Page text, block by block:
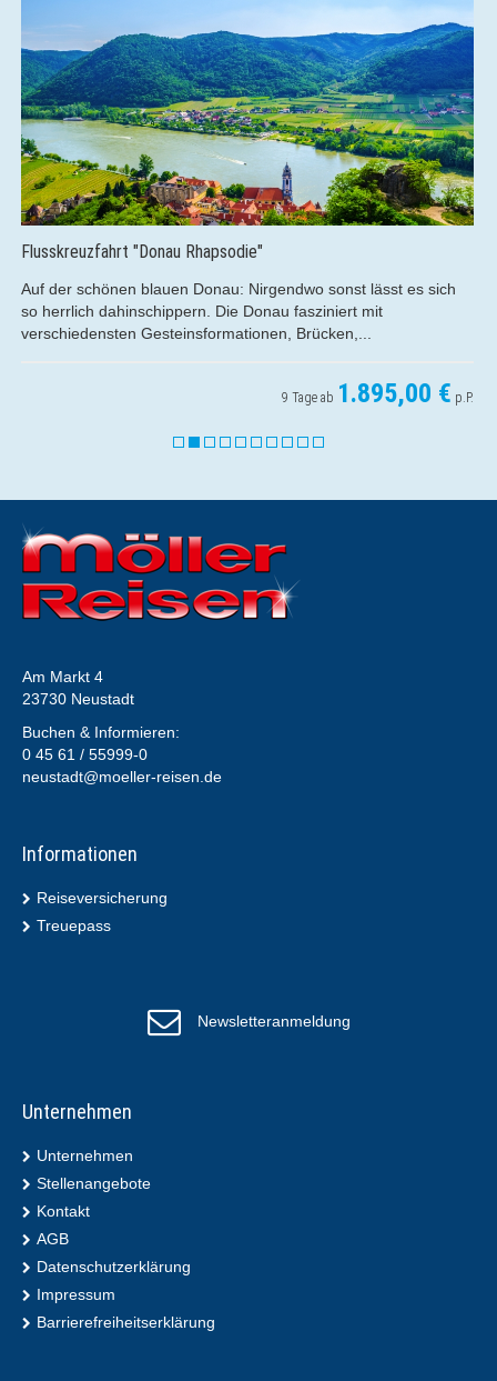
Kreuzfahrt - Einfach mal R(h)ein-Schnuppern!
Genießen Sie die spektakuläre Aussicht vom Sonnendeck
der luxuriösen Panoramabar aus und lassen Sie sich dabei
den Schönheiten...
5 Tage ab1.049,00
Am Markt 4
23730 Neustadt
Buchen & Informieren:
0 45 61 / 55999-0
neustadt@moeller-reisen.de
Informationen
Reiseversicherung
Treuepass
Newsletteranmeldung
Unternehmen
Unternehmen
Stellenangebote
Kontakt
AGB
Datenschutzerklärung
Impressum
Barrierefreiheitserklärung